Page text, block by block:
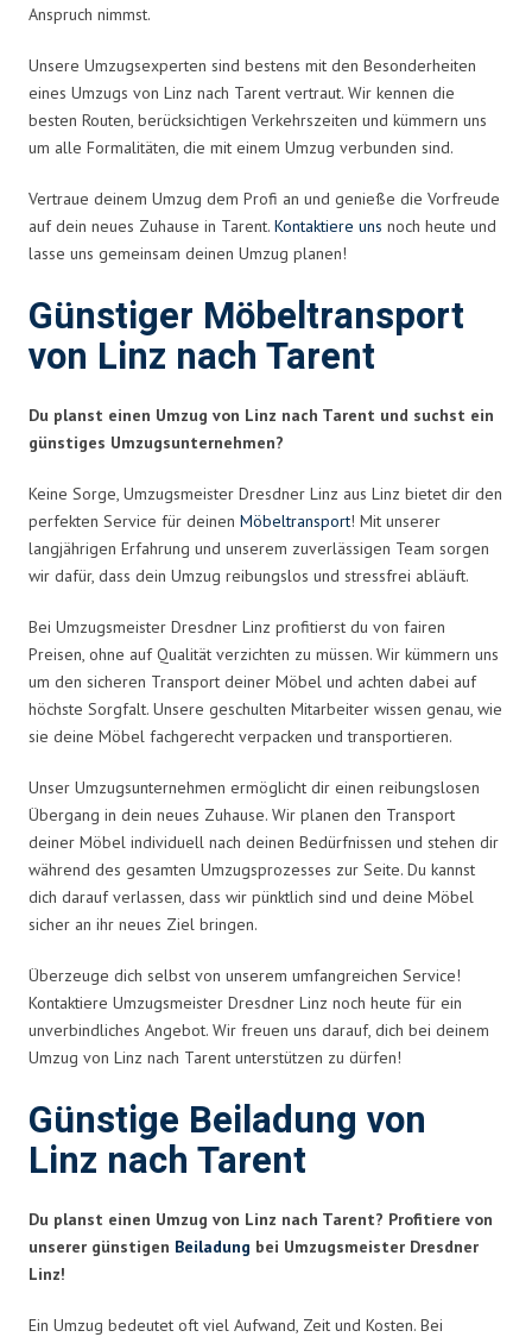
Anspruch nimmst.
Unsere Umzugsexperten sind bestens mit den Besonderheiten
eines Umzugs von Linz nach Tarent vertraut. Wir kennen die
besten Routen, berücksichtigen Verkehrszeiten und kümmern uns
um alle Formalitäten, die mit einem Umzug verbunden sind.
Vertraue deinem Umzug dem Profi an und genieße die Vorfreude
auf dein neues Zuhause in Tarent. Kontaktiere uns noch heute und
lasse uns gemeinsam deinen Umzug planen!
Günstiger Möbeltransport
von Linz nach Tarent
Du planst einen Umzug von Linz nach Tarent und suchst ein
günstiges Umzugsunternehmen?
Keine Sorge, Umzugsmeister Dresdner Linz aus Linz bietet dir den
perfekten Service für deinen Möbeltransport! Mit unserer
langjährigen Erfahrung und unserem zuverlässigen Team sorgen
wir dafür, dass dein Umzug reibungslos und stressfrei abläuft.
Bei Umzugsmeister Dresdner Linz profitierst du von fairen
Preisen, ohne auf Qualität verzichten zu müssen. Wir kümmern uns
um den sicheren Transport deiner Möbel und achten dabei auf
höchste Sorgfalt. Unsere geschulten Mitarbeiter wissen genau, wie
sie deine Möbel fachgerecht verpacken und transportieren.
Unser Umzugsunternehmen ermöglicht dir einen reibungslosen
Übergang in dein neues Zuhause. Wir planen den Transport
deiner Möbel individuell nach deinen Bedürfnissen und stehen dir
während des gesamten Umzugsprozesses zur Seite. Du kannst
dich darauf verlassen, dass wir pünktlich sind und deine Möbel
sicher an ihr neues Ziel bringen.
Überzeuge dich selbst von unserem umfangreichen Service!
Kontaktiere Umzugsmeister Dresdner Linz noch heute für ein
unverbindliches Angebot. Wir freuen uns darauf, dich bei deinem
Umzug von Linz nach Tarent unterstützen zu dürfen!
Günstige Beiladung von
Linz nach Tarent
Du planst einen Umzug von Linz nach Tarent? Profitiere von
unserer günstigen Beiladung bei Umzugsmeister Dresdner
Linz!
Ein Umzug bedeutet oft viel Aufwand, Zeit und Kosten. Bei